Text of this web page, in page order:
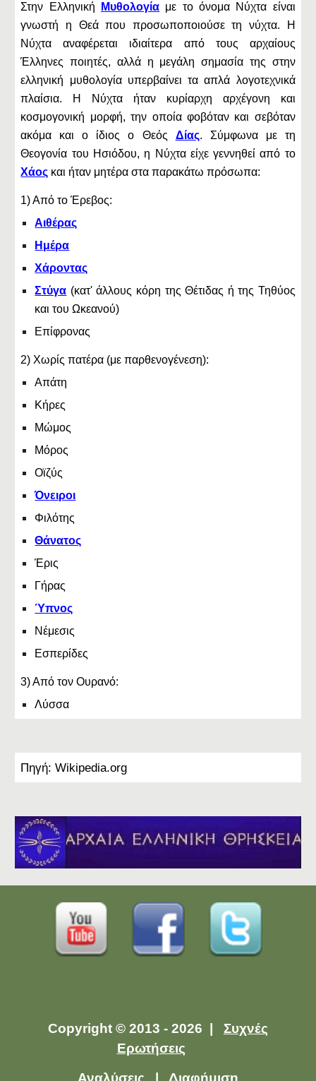
Στην Ελληνική Μυθολογία με το όνομα Νύχτα είναι
γνωστή η Θεά που προσωποποιούσε τη νύχτα. Η
Νύχτα αναφέρεται ιδιαίτερα από τους αρχαίους
Έλληνες ποιητές, αλλά η μεγάλη σημασία της στην
ελληνική μυθολογία υπερβαίνει τα απλά λογοτεχνικά
πλαίσια. Η Νύχτα ήταν κυρίαρχη αρχέγονη και
κοσμογονική μορφή, την οποία φοβόταν και σεβόταν
ακόμα και ο ίδιος ο Θεός Δίας. Σύμφωνα με τη
Θεογονία του Ησιόδου, η Νύχτα είχε γεννηθεί από το
Χάος και ήταν μητέρα στα παρακάτω πρόσωπα:
1) Από το Έρεβος:
Αιθέρας
Ημέρα
Χάροντας
Στύγα (κατ' άλλους κόρη της Θέτιδας ή της Τηθύος
και του Ωκεανού)
Επίφρονας
2) Χωρίς πατέρα (με παρθενογένεση):
Απάτη
Κήρες
Μώμος
Μόρος
Οϊζύς
Όνειροι
Φιλότης
Θάνατος
Έρις
Γήρας
Ύπνος
Νέμεσις
Εσπερίδες
3) Από τον Ουρανό:
Λύσσα
Πηγή: Wikipedia.org
Copyright © 2013 - 2026 | Συχνές
Ερωτήσεις
Αναλύσεις
Διαφήμιση